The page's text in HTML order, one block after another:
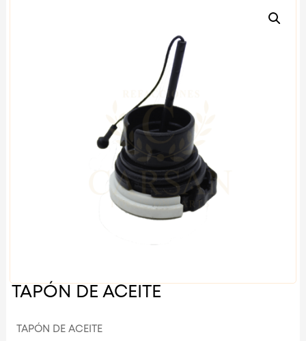
TAPÓN DE ACEITE
TAPÓN DE ACEITE